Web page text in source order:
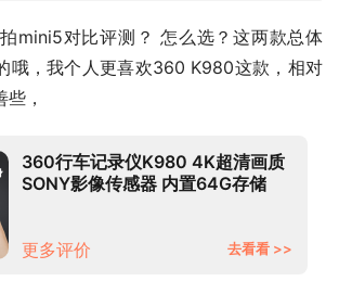
mini5对比评测？ 怎么选？这两款总体
哦，我个人更喜欢360 K980这款，相对
，
360行车记录仪K980 4K超清画质
SONY影像传感器 内置64G存储
更多评价
去看看 >>